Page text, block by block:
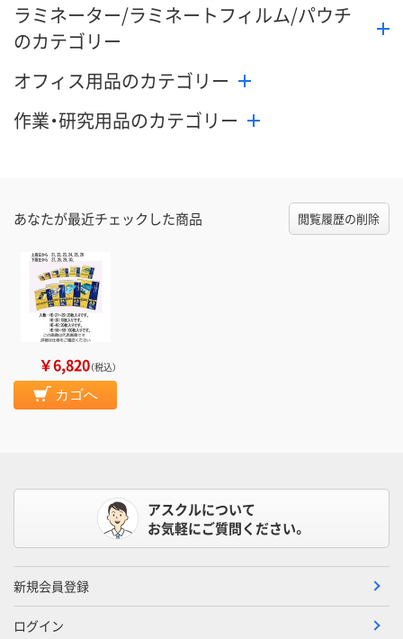
ラミネーター/ラミネートフィルム/パウチ
のカテゴリー
オフィス用品のカテゴリー
作業・研究用品のカテゴリー
あなたが最近チェックした商品 閲覧履歴の削除
￥6,820（税込）
カゴへ
アスクルについて
お気軽にご質問ください。
新規会員登録
ログイン